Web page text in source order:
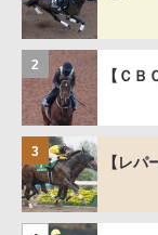
2
【Ｃ
3
【レ